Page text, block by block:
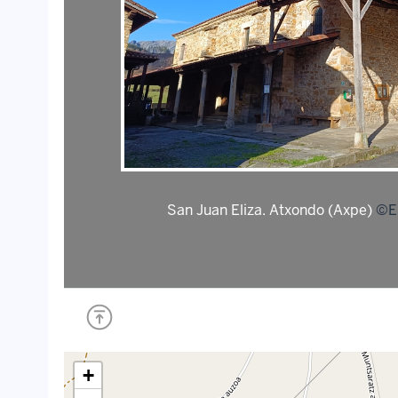
San Juan Eliza. Atxondo (Axpe)
+